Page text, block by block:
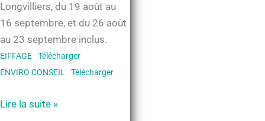
Longvilliers, du 19 août au
16 septembre, et du 26 août
au 23 septembre inclus.
EIFFAGE
Télécharger
ENVIRO CONSEIL
Télécharger
Consultations
Lire la suite »